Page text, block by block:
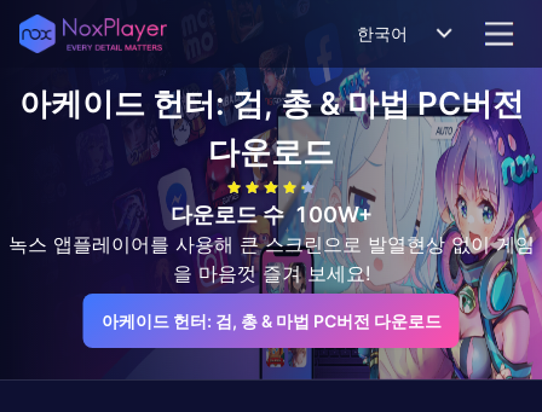
한국어
아케이드 헌터: 검, 총 & 마법PC버전
다운로드
다운로드 수 100W+
녹스 앱플레이어를 사용해 큰 스크린으로 발열현상 없이 게임
을 마음껏 즐겨 보세요!
아케이드 헌터: 검, 총 & 마법 PC버전 다운로드